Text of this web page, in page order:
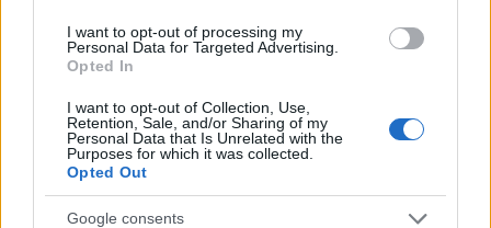
I want to opt-out of processing my
Personal Data for Targeted Advertising.
Opted In
I want to opt-out of Collection, Use,
Retention, Sale, and/or Sharing of my
Personal Data that Is Unrelated with the
Purposes for which it was collected.
Opted Out
Google consents